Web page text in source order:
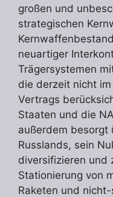
großen und
strategischen
neuartiger
Trägersystemen
die derzeit nicht im
Vertrags
Staaten und die
außerdem besorgt
Russlands, sein
diversifizieren und
Stationierung von
Raketen und